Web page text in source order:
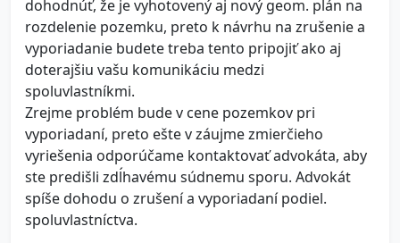
dohodnúť, že je vyhotovený aj nový geom. plán na
rozdelenie pozemku, preto k návrhu na zrušenie a
vyporiadanie budete treba tento pripojiť ako aj
doterajšiu vašu komunikáciu medzi
spoluvlastníkmi.
Zrejme problém bude v cene pozemkov pri
vyporiadaní, preto ešte v záujme zmierčieho
vyriešenia odporúčame kontaktovať advokáta, aby
ste predišli zdĺhavému súdnemu sporu. Advokát
spíše dohodu o zrušení a vyporiadaní podiel.
spoluvlastníctva.